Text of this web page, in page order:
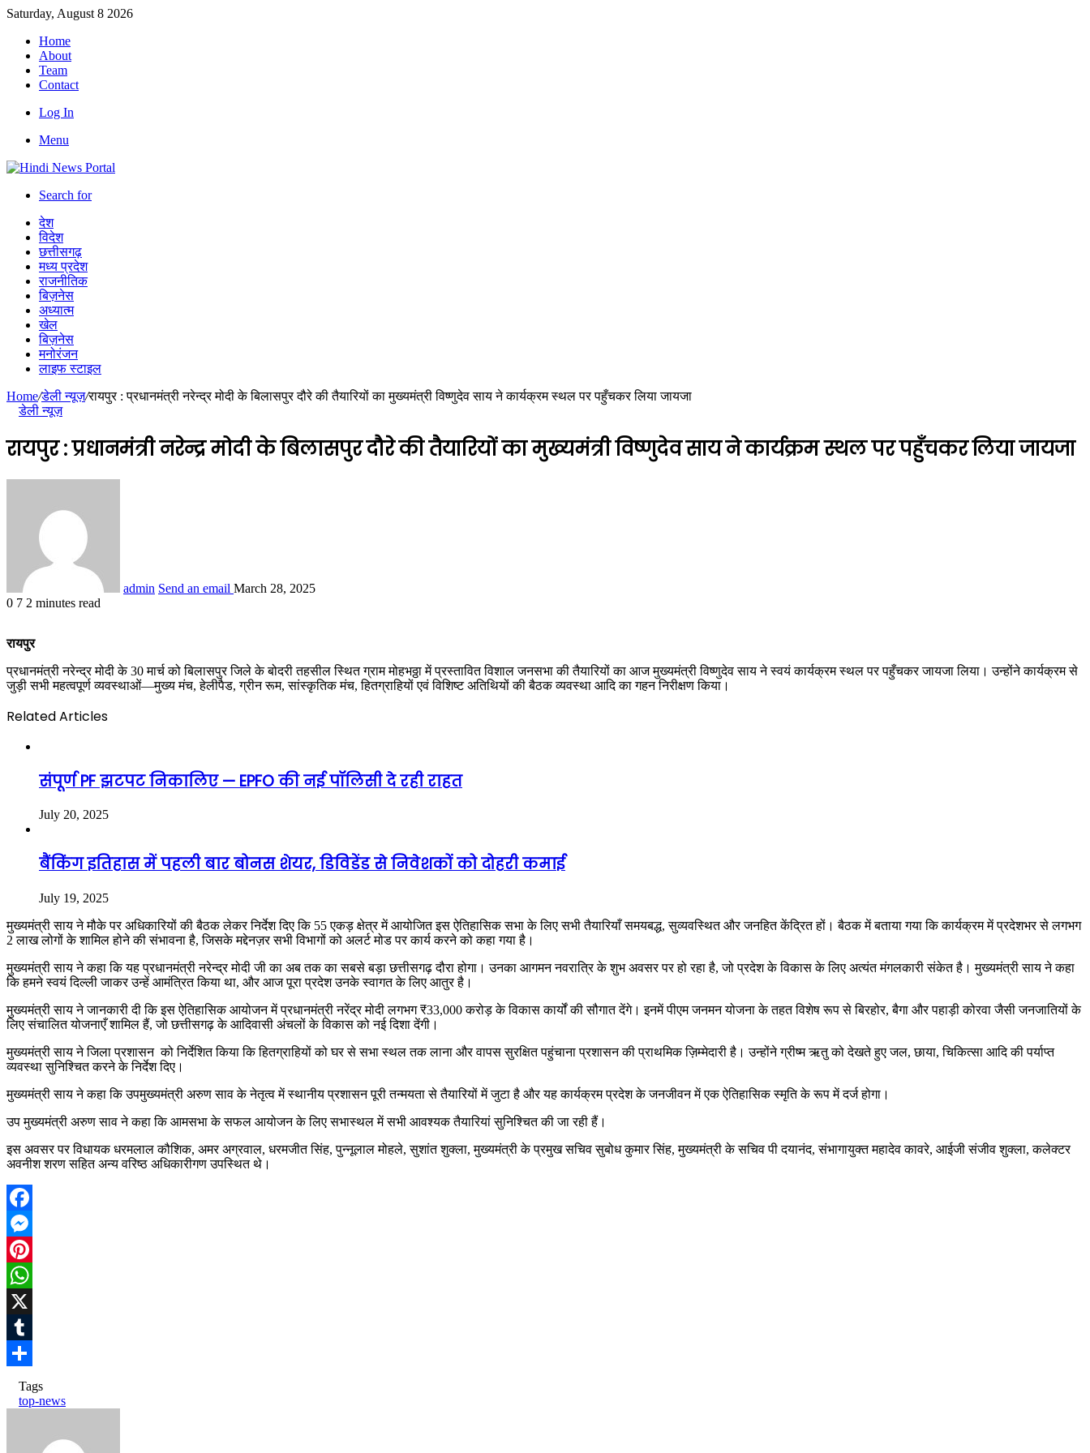
Saturday, August 8 2026
Home
About
Team
Contact
Log In
Menu
Search for
देश
विदेश
छत्तीसगढ़
मध्य प्रदेश
राजनीतिक
बिज़नेस
अध्यात्म
खेल
बिज़नेस
मनोरंजन
लाइफ स्टाइल
Home/डेली न्यूज़/रायपुर : प्रधानमंत्री नरेन्द्र मोदी के बिलासपुर दौरे की तैयारियों का मुख्यमंत्री विष्णुदेव साय ने कार्यक्रम स्थल पर पहुँचकर लिया जायजा
डेली न्यूज़
रायपुर : प्रधानमंत्री नरेन्द्र मोदी के बिलासपुर दौरे की तैयारियों का मुख्यमंत्री विष्णुदेव साय ने कार्यक्रम स्थल पर पहुँचकर लिया जायजा
admin Send an email March 28, 2025
0 7 2 minutes read
रायपुर
प्रधानमंत्री नरेन्द्र मोदी के 30 मार्च को बिलासपुर जिले के बोदरी तहसील स्थित ग्राम मोहभठ्ठा में प्रस्तावित विशाल जनसभा की तैयारियों का आज मुख्यमंत्री विष्णुदेव साय ने स्वयं कार्यक्रम स्थल पर पहुँचकर जायजा लिया। उन्होंने कार्यक्रम से
जुड़ी सभी महत्वपूर्ण व्यवस्थाओं—मुख्य मंच, हेलीपैड, ग्रीन रूम, सांस्कृतिक मंच, हितग्राहियों एवं विशिष्ट अतिथियों की बैठक व्यवस्था आदि का गहन निरीक्षण किया।
Related Articles
संपूर्ण PF झटपट निकालिए — EPFO की नई पॉलिसी दे रही राहत
July 20, 2025
बैंकिंग इतिहास में पहली बार बोनस शेयर, डिविडेंड से निवेशकों को दोहरी कमाई
July 19, 2025
मुख्यमंत्री साय ने मौके पर अधिकारियों की बैठक लेकर निर्देश दिए कि 55 एकड़ क्षेत्र में आयोजित इस ऐतिहासिक सभा के लिए सभी तैयारियाँ समयबद्ध, सुव्यवस्थित और जनहित केंद्रित हों। बैठक में बताया गया कि कार्यक्रम में प्रदेशभर से लगभग
2 लाख लोगों के शामिल होने की संभावना है, जिसके मद्देनज़र सभी विभागों को अलर्ट मोड पर कार्य करने को कहा गया है।
मुख्यमंत्री साय ने कहा कि यह प्रधानमंत्री नरेन्द्र मोदी जी का अब तक का सबसे बड़ा छत्तीसगढ़ दौरा होगा। उनका आगमन नवरात्रि के शुभ अवसर पर हो रहा है, जो प्रदेश के विकास के लिए अत्यंत मंगलकारी संकेत है। मुख्यमंत्री साय ने कहा
कि हमने स्वयं दिल्ली जाकर उन्हें आमंत्रित किया था, और आज पूरा प्रदेश उनके स्वागत के लिए आतुर है।
मुख्यमंत्री साय ने जानकारी दी कि इस ऐतिहासिक आयोजन में प्रधानमंत्री नरेंद्र मोदी लगभग ₹33,000 करोड़ के विकास कार्यों की सौगात देंगे। इनमें पीएम जनमन योजना के तहत विशेष रूप से बिरहोर, बैगा और पहाड़ी कोरवा जैसी जनजातियों के
लिए संचालित योजनाएँ शामिल हैं, जो छत्तीसगढ़ के आदिवासी अंचलों के विकास को नई दिशा देंगी।
मुख्यमंत्री साय ने जिला प्रशासन को निर्देशित किया कि हितग्राहियों को घर से सभा स्थल तक लाना और वापस सुरक्षित पहुंचाना प्रशासन की प्राथमिक ज़िम्मेदारी है। उन्होंने ग्रीष्म ऋतु को देखते हुए जल, छाया, चिकित्सा आदि की पर्याप्त
व्यवस्था सुनिश्चित करने के निर्देश दिए।
मुख्यमंत्री साय ने कहा कि उपमुख्यमंत्री अरुण साव के नेतृत्व में स्थानीय प्रशासन पूरी तन्मयता से तैयारियों में जुटा है और यह कार्यक्रम प्रदेश के जनजीवन में एक ऐतिहासिक स्मृति के रूप में दर्ज होगा।
उप मुख्यमंत्री अरुण साव ने कहा कि आमसभा के सफल आयोजन के लिए सभास्थल में सभी आवश्यक तैयारियां सुनिश्चित की जा रही हैं।
इस अवसर पर विधायक धरमलाल कौशिक, अमर अग्रवाल, धरमजीत सिंह, पुन्नूलाल मोहले, सुशांत शुक्ला, मुख्यमंत्री के प्रमुख सचिव सुबोध कुमार सिंह, मुख्यमंत्री के सचिव पी दयानंद, संभागायुक्त महादेव कावरे, आईजी संजीव शुक्ला, कलेक्टर
अवनीश शरण सहित अन्य वरिष्ठ अधिकारीगण उपस्थित थे।
Facebook
Messenger
Pinterest
WhatsApp
X
Tumblr
Share
Tags
top-news